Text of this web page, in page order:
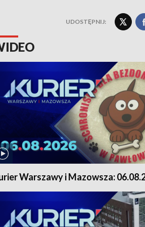
UDOSTĘPNIJ:
Warszawy i Mazowsza: